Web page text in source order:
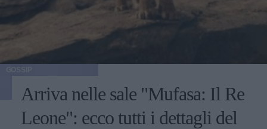
Arriva nelle sale "Mufasa: Il Re
Leone": ecco tutti i dettagli del